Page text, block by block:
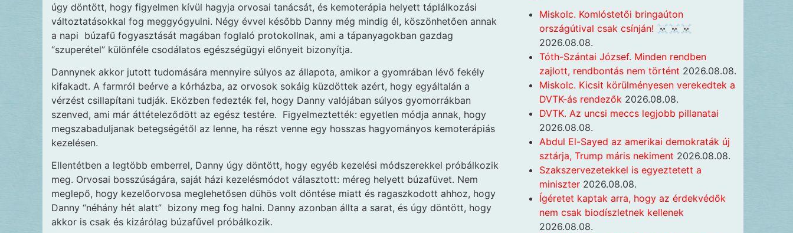
úgy döntött, hogy figyelmen kívül hagyja orvosai tanácsát, és kemoterápia helyett táplálkozási
változtatásokkal fog meggyógyulni. Négy évvel később Danny még mindig él, köszönhetően annak
a napi búzafű fogyasztását magában foglaló protokollnak, ami a tápanyagokban gazdag
“szuperétel” különféle csodálatos egészségügyi előnyeit bizonyítja.
Dannynek akkor jutott tudomására mennyire súlyos az állapota, amikor a gyomrában lévő fekély
kifakadt. A farmról beérve a kórházba, az orvosok sokáig küzdöttek azért, hogy egyáltalán a
vérzést csillapítani tudják. Eközben fedezték fel, hogy Danny valójában súlyos gyomorrákban
szenved, ami már áttételeződött az egész testére. Figyelmeztették: egyetlen módja annak, hogy
megszabaduljanak betegségétől az lenne, ha részt venne egy hosszas hagyományos kemoterápiás
kezelésen.
Ellentétben a legtöbb emberrel, Danny úgy döntött, hogy egyéb kezelési módszerekkel próbálkozik
meg. Orvosai bosszúságára, saját házi kezelésmódot választott: méreg helyett búzafüvet. Nem
meglepő, hogy kezelőorvosa meglehetősen dühös volt döntése miatt és ragaszkodott ahhoz, hogy
Danny “néhány hét alatt” bizony meg fog halni. Danny azonban állta a sarat, és úgy döntött, hogy
akkor is csak és kizárólag búzafűvel próbálkozik.
Miskolc. Komlóstetői bringaúton
országútival csak csínján! ☠️☠️☠️
2026.08.08.
Tóth-Szántai József. Minden rendben
zajlott, rendbontás nem történt 2026.08.08.
Miskolc. Kicsit körülményesen verekedtek a
DVTK-ás rendezők 2026.08.08.
DVTK. Az uncsi meccs legjobb pillanatai
2026.08.08.
Abdul El-Sayed az amerikai demokraták új
sztárja, Trump máris nekiment 2026.08.08.
Szakszervezetekkel is egyeztetett a
miniszter 2026.08.08.
Ígéretet kaptak arra, hogy az érdekvédők
nem csak biodíszletnek kellenek
2026.08.08.